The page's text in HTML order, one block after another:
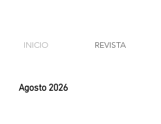
INICIO REVISTA
Agosto 2026